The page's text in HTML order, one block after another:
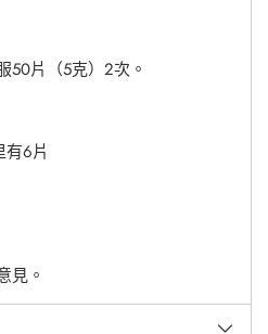
50片（5克）2次。
6片
見。